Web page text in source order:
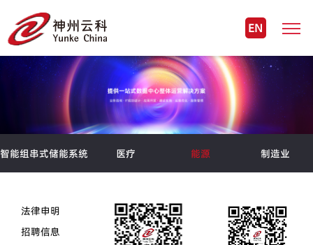
EN
智能组串式储能系统 医疗 能源 制造业
法律申明
招聘信息